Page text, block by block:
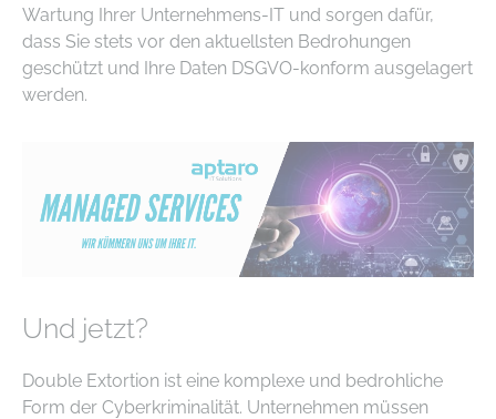
Wartung Ihrer Unternehmens-IT und sorgen dafür,
dass Sie stets vor den aktuellsten Bedrohungen
geschützt und Ihre Daten DSGVO-konform ausgelagert
werden.
Und jetzt?
Double Extortion ist eine komplexe und bedrohliche
Form der Cyberkriminalität. Unternehmen müssen